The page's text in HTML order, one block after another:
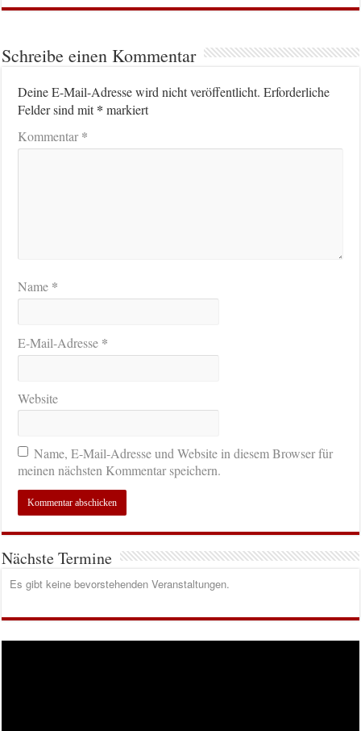
Schreibe einen Kommentar
Deine E-Mail-Adresse wird nicht veröffentlicht. Erforderliche
Felder sind mit* markiert
Kommentar*
Name *
E-Mail-Adresse *
Website
Name, E-Mail-Adresse und Website in diesem Browser für
meinen nächsten Kommentar speichern.
Nächste Termine
Es gibt keine bevorstehenden Veranstaltungen.